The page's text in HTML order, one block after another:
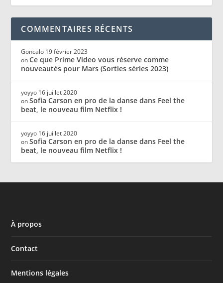
COMMENTAIRES RÉCENTS
Goncalo 19 février 2023
onCe que Prime Video vous réserve comme
nouveautés pour Mars (Sorties séries 2023)
yoyyo 16 juillet 2020
onSofia Carson en pro de la danse dans Feel the
beat, le nouveau film Netflix !
yoyyo 16 juillet 2020
onSofia Carson en pro de la danse dans Feel the
beat, le nouveau film Netflix !
À propos
Contact
Mentions légales